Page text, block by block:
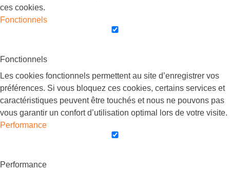
ces cookies.
Fonctionnels
Fonctionnels
Les cookies fonctionnels permettent au site d’enregistrer vos
préférences. Si vous bloquez ces cookies, certains services et
caractéristiques peuvent être touchés et nous ne pouvons pas
vous garantir un confort d’utilisation optimal lors de votre visite.
Performance
Performance